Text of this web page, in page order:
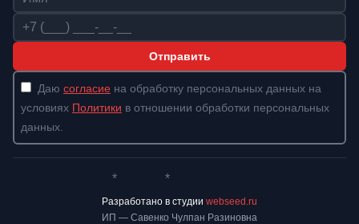
Телефон
Отправить
Даю согласие на обработку персональных данных на
условиях Политики в отношении обработки персональных
данных.
ИП — Савенко Чулпан Разиновна
* *
Разработано в студии webseed.ru